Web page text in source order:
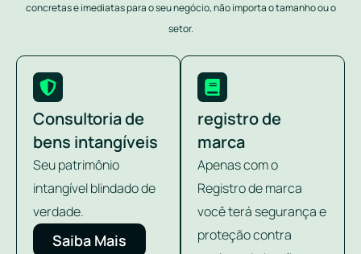
concretas e imediatas para o seu negócio, não importa o tamanho ou o
setor.
Consultoria de
bens intangíveis
Seu patrimônio
intangível blindado de
verdade.
Saiba Mais
registro de
marca
Apenas com o
Registro de marca
você terá segurança e
proteção contra